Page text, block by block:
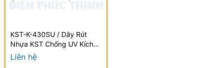
KST-K-430SU / Dây Rút
Nhựa KST Chống UV Kích
Thước 430 x 4.6mm (100
Cái/Bịch) - Weather
Liên hệ